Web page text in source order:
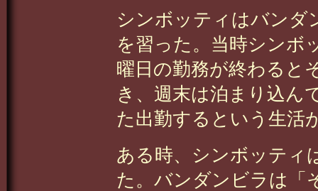
シンボッティはバンダ
を習った。当時シンボ
曜日の勤務が終わると
き、週末は泊まり込ん
た出勤するという生活
ある時、シンボッティ
た。バンダンビラは「